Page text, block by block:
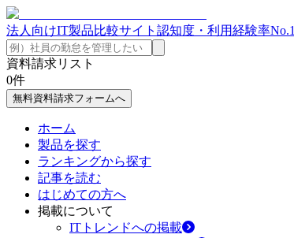
法人向けIT製品比較サイト 認知度・利用経験率No.1
資料請求リスト
0件
無料資料請求フォームへ
ホーム
製品を探す
ランキングから探す
記事を読む
はじめての方へ
掲載について
ITトレンドへの掲載